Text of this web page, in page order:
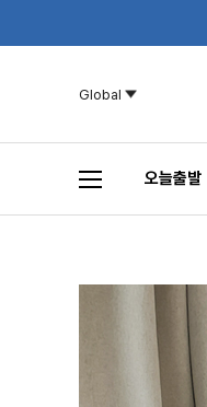
Global
오늘출발